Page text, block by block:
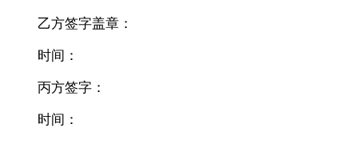
乙方签字盖章：
时间：
丙方签字：
时间：